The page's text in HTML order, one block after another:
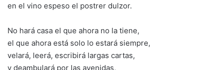
en el vino espeso el postrer dulzor.
No hará casa el que ahora no la tiene,
el que ahora está solo lo estará siempre,
velará, leerá, escribirá largas cartas,
y deambulará por las avenidas,